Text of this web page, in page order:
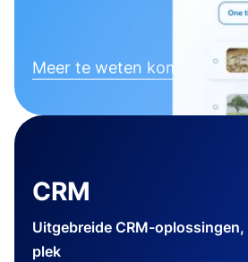
Meer te weten komen
CRM
Uitgebreide CRM-oplossingen,
plek